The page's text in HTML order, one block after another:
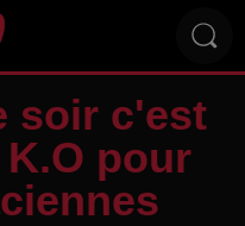
soir c'est
pour